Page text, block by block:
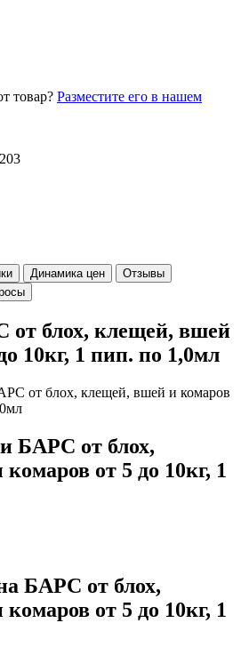
товар? Разместите его в нашем
Динамика цен
Отзывы
блох, клещей, вшей
10кг, 1 пип. по 1,0мл
от блох, клещей, вшей и комаров
БАРС от блох,
от 5 до 10кг, 1
БАРС от блох,
от 5 до 10кг, 1